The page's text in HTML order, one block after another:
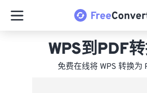
WPS到PDF
免费在线将 WPS 转换为